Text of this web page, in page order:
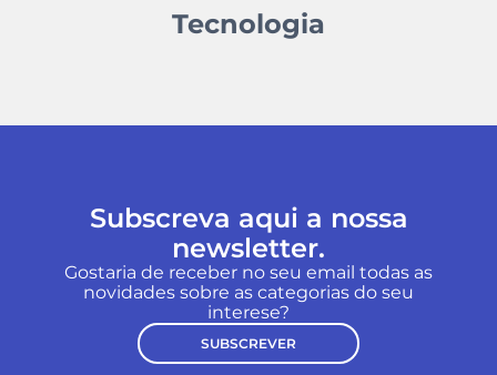
Tecnologia
Subscreva aqui a nossa
newsletter.
Gostaria de receber no seu email todas as
novidades sobre as categorias do seu
interese?
SUBSCREVER